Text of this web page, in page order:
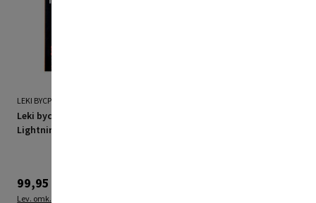
LEKI BYCPH
Leki bycph Pro adapter
Lightning til MiniJack
99,95 kr.
Lev. omk. tillægges